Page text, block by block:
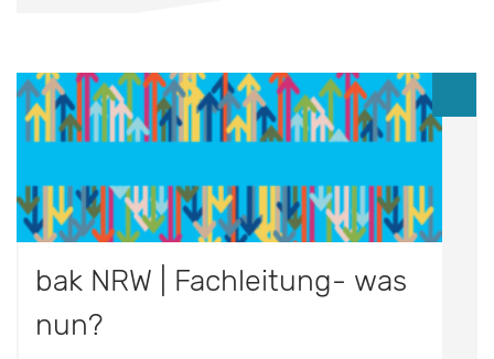
bak NRW | Fachleitung- was
nun?